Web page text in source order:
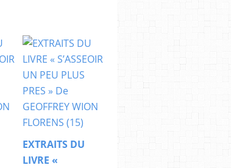
EXTRAITS DU
LIVRE «